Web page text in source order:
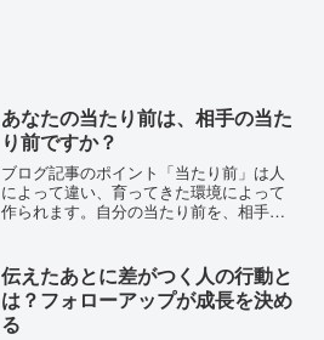
あなたの当たり前は、相手の当た
り前ですか？
ブログ記事のポイント「当たり前」は人
によって違い、育ってきた環境によって
作られます。自分の当たり前を、相手も
葉でも人によって意味が違うことがあり
ます。部下育成やマネジメ...
伝えたあとに差がつく人の行動と
は？フォローアップが成長を決め
る